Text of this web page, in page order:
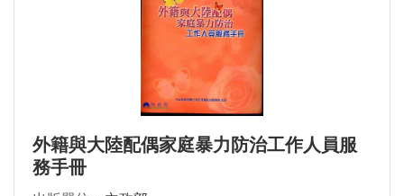
外籍與大陸配偶家庭暴力防治工作人員服
務手冊